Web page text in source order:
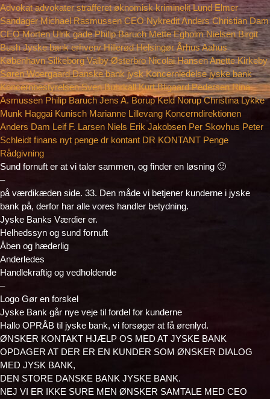
Sund fornuft er at vi taler sammen, og finder en løsning 🙂
–
på værdikæden side. 33. Den måde vi betjener kunderne i jyske
bank på, derfor har alle vores handler betydning.
Jyske Banks Værdier er.
Helhedssyn og sund fornuft
Åben og hæderlig
Anderledes
Handlekraftig og vedholdende
–
Logo Gør en forskel
Jyske Bank går nye veje til fordel for kunderne
Hallo OPRÅB til jyske bank, vi forsøger at få ørenlyd.
ØNSKER KONTAKT HJÆLP OS MED AT JYSKE BANK
OPDAGER AT DER ER EN KUNDER SOM ØNSKER DIALOG
MED JYSK BANK,
DEN STORE DANSKE BANK JYSKE BANK.
NEJ VI ER IKKE SURE MEN ØNSKER SAMTALE MED CEO